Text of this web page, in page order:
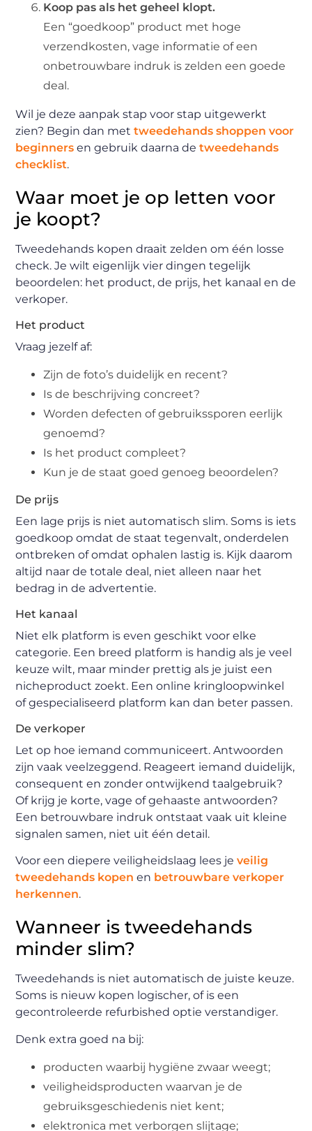
Koop pas als het geheel klopt.
Een “goedkoop” product met hoge
verzendkosten, vage informatie of een
onbetrouwbare indruk is zelden een goede
deal.
Wil je deze aanpak stap voor stap uitgewerkt
zien? Begin dan mettweedehands shoppen voor
beginners en gebruik daarna detweedehands
checklist.
Waar moet je op letten voor
je koopt?
Tweedehands kopen draait zelden om één losse
check. Je wilt eigenlijk vier dingen tegelijk
beoordelen: het product, de prijs, het kanaal en de
verkoper.
Het product
Vraag jezelf af:
Zijn de foto’s duidelijk en recent?
Is de beschrijving concreet?
Worden defecten of gebruikssporen eerlijk
genoemd?
Is het product compleet?
Kun je de staat goed genoeg beoordelen?
De prijs
Een lage prijs is niet automatisch slim. Soms is iets
goedkoop omdat de staat tegenvalt, onderdelen
ontbreken of omdat ophalen lastig is. Kijk daarom
altijd naar de totale deal, niet alleen naar het
bedrag in de advertentie.
Het kanaal
Niet elk platform is even geschikt voor elke
categorie. Een breed platform is handig als je veel
keuze wilt, maar minder prettig als je juist een
nicheproduct zoekt. Een online kringloopwinkel
of gespecialiseerd platform kan dan beter passen.
De verkoper
Let op hoe iemand communiceert. Antwoorden
zijn vaak veelzeggend. Reageert iemand duidelijk,
consequent en zonder ontwijkend taalgebruik?
Of krijg je korte, vage of gehaaste antwoorden?
Een betrouwbare indruk ontstaat vaak uit kleine
signalen samen, niet uit één detail.
Voor een diepere veiligheidslaag lees jeveilig
tweedehands kopen en betrouwbare verkoper
herkennen.
Wanneer is tweedehands
minder slim?
Tweedehands is niet automatisch de juiste keuze.
Soms is nieuw kopen logischer, of is een
gecontroleerde refurbished optie verstandiger.
Denk extra goed na bij:
producten waarbij hygiëne zwaar weegt;
veiligheidsproducten waarvan je de
gebruiksgeschiedenis niet kent;
elektronica met verborgen slijtage;